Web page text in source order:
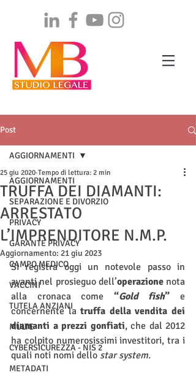
Post
AGGIORNAMENTI
SEPARAZIONE E DIVORZIO
PRIVACY
GARANTE PRIVACY
CAMPO MEDICO
VACCINI
TUTELA ANZIANI
MULTE
CYBERSICUREZZA - NIS 2
METADATI
AGGIORNAMENTI
TRUFFA DEI DIAMANTI:
ARRESTATO
L’IMPRENDITORE N.M.P.
25 giu 2020 Tempo di lettura: 2 min
Aggiornamento: 21 giu 2023
Si registra oggi un notevole passo in
avanti nel prosieguo dell’operazione nota
alla cronaca come “Gold fish” e
concernente la truffa della vendita dei
diamanti a prezzi gonfiati, che dal 2012
ha colpito numerosissimi investitori, tra i
quali noti nomi dello star system.